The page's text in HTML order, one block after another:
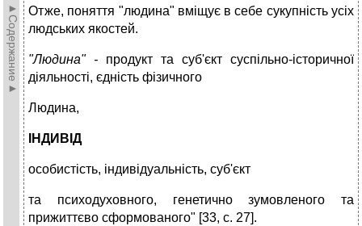
►Содержание►
Отже, поняття "людина" вміщує в себе сукупність усіх
людських якостей.
"Людина" - продукт та суб'єкт суспільно-історичної
діяльності, єдність фізичного
Людина,
ІНДИВІД
особистість, індивідуальність, суб'єкт
та психодуховного, генетично зумовленого та
прижиттєво сформованого" [33, с. 27].